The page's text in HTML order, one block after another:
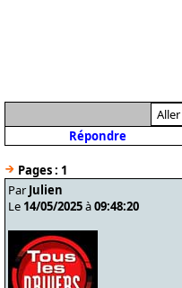
Répondre
Pages : 1
Par Julien
Le 14/05/2025à09:48:20